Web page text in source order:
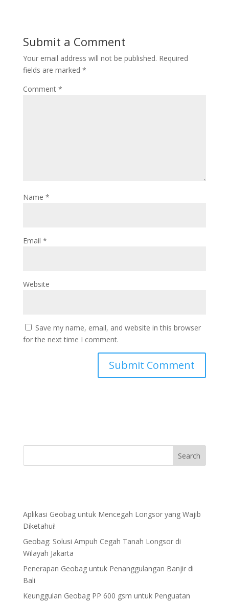
Submit a Comment
Your email address will not be published. Required
fields are marked *
Comment *
Name *
Email *
Website
Save my name, email, and website in this browser
for the next time I comment.
Aplikasi Geobag untuk Mencegah Longsor yang Wajib
Diketahui!
Geobag: Solusi Ampuh Cegah Tanah Longsor di
Wilayah Jakarta
Penerapan Geobag untuk Penanggulangan Banjir di
Bali
Keunggulan Geobag PP 600 gsm untuk Penguatan